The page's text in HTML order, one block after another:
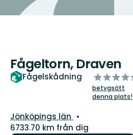
Fågeltorn, Draven
Fågelskådning
av
5
stjärnor
betygsätt
denna plats!
Län:
Jönköpings län
6733.70 km från dig